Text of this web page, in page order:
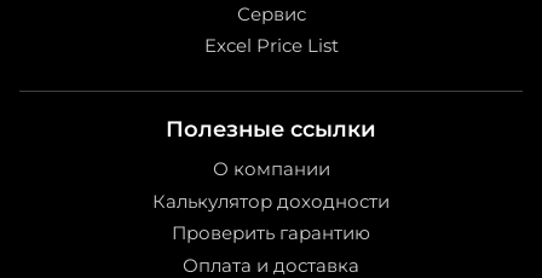
Сервис
Excel Price List
Полезные ссылки
О компании
Калькулятор доходности
Проверить гарантию
Оплата и доставка